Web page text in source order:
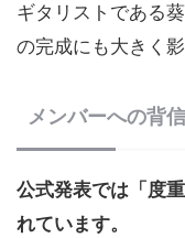
ギタリストである
の完成にも大きく
メンバーへの背
公式発表では「度
れています。